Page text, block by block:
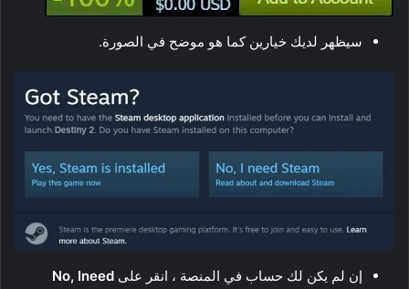
سيظهر لديك خيارين كما هو موضح في الصورة.
إن لم يكن لك حساب في المنصة ، انقر على No, Ineed